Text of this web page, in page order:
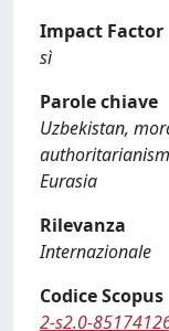
Impact Factor
sì
Parole chiave
Uzbekistan,
Eurasia
Rilevanza
Internazionale
Codice Scopus
2-s2.0-